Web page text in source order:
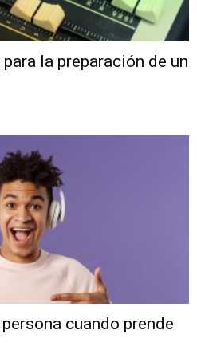
la preparación de un
cuando prende